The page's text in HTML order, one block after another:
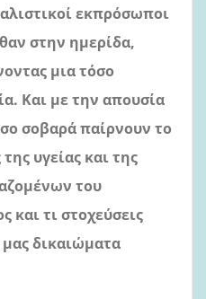
εκπρόσωποι
στην ημερίδα,
μια τόσο
Και με την απουσία
σοβαρά παίρνουν το
υγείας και της
του
και τι στοχεύσεις
μας δικαιώματα